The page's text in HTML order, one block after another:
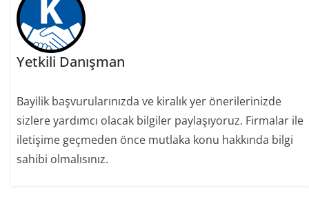
Yetkili Danışman
Bayilik başvurularınızda ve kiralık yer önerilerinizde
sizlere yardımcı olacak bilgiler paylaşıyoruz. Firmalar ile
iletişime geçmeden önce mutlaka konu hakkında bilgi
sahibi olmalısınız.